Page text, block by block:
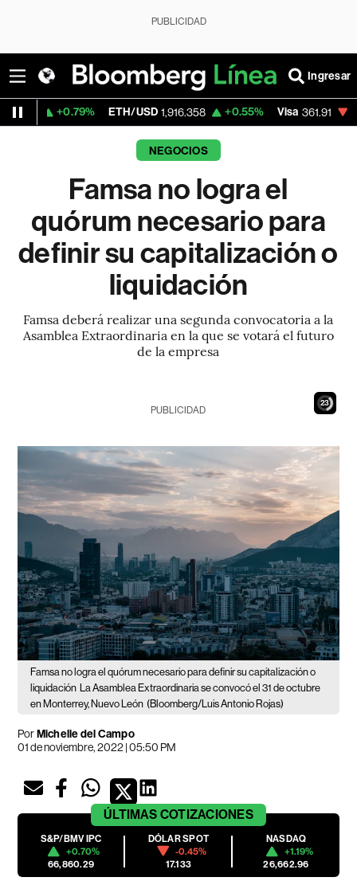
PUBLICIDAD
Ingresar
ETH/USD 1,916.358 +0.55% Visa 361.91 -2.31%
NEGOCIOS
Famsa no logra el
quórum necesario para
definir su capitalización o
liquidación
Famsa deberá realizar una segunda convocatoria a la
Asamblea Extraordinaria en la que se votará el futuro
de la empresa
22
PUBLICIDAD
Famsa no logra el quórum necesario para definir su capitalización o
liquidación
La Asamblea Extraordinaria se convocó el 31 de octubre
en Monterrey, Nuevo León (Bloomberg/Luis Antonio Rojas)
PorMichelle del Campo
01 de noviembre, 2022 | 05:50 PM
ÚLTIMAS COTIZACIONES
S&P/BMV IPC
+0.70%
66,860.29
DÓLAR SPOT
-0.45%
17.133
NASDAQ
+1.19%
26,662.96